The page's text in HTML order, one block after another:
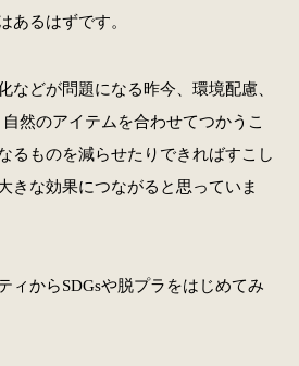
あるはずです。
などが問題になる昨今、環境配慮、
然のアイテムを合わせてつかうこ
るものを減らせたりできればすこし
きな効果につながると思っていま
ィからSDGsや脱プラをはじめてみ